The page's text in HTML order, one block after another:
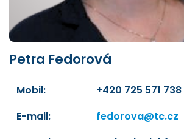
Petra Fedorová
Mobil:
+420 725 571 738
E-mail:
fedorova@tc.cz